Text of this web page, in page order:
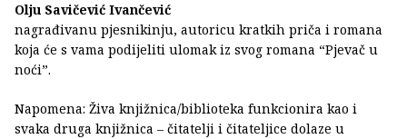
Olju Savičević Ivančević
nagrađivanu pjesnikinju, autoricu kratkih priča i romana
koja će s vama podijeliti ulomak iz svog romana “Pjevač u
noći”.
Napomena: Živa knjižnica/biblioteka funkcionira kao i
svaka druga knjižnica – čitatelji i čitateljice dolaze u